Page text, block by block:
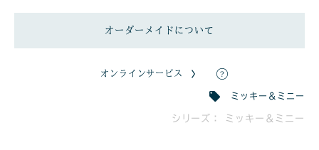
オーダーメイドについて
オンラインサービス
ミッキー＆ミニー
シリーズ： ミッキー＆ミニー